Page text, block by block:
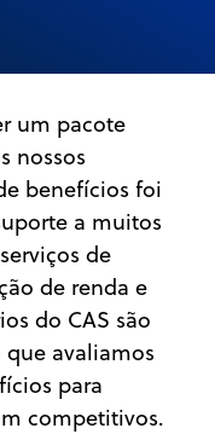
um pacote
nossos
benefícios foi
a muitos
de
de renda e
do CAS são
que avaliamos
para
competitivos.